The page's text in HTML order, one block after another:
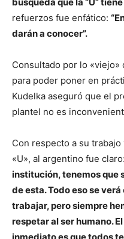
búsqueda que la “U”
refuerzos fue enfático:
darán a conocer”.
Consultado por lo «viejo»
para poder poner en
Kudelka aseguró que el
plantel no es
Con respecto a su
«U», al argentino fue claro:
institución, tenemos que
de esta. Todo eso se
trabajar, pero siempre
respetar al ser humano.